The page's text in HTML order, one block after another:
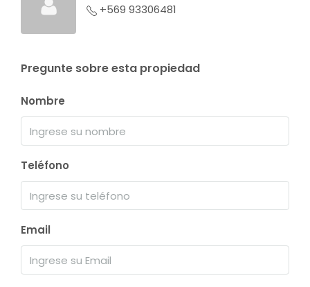
+569 93306481
Pregunte sobre esta propiedad
Nombre
Teléfono
Email